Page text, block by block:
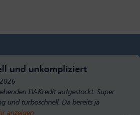
und unkompliziert
LV-Kredit aufgestockt. Super
und turboschnell. Da bereits ja
anzeigen